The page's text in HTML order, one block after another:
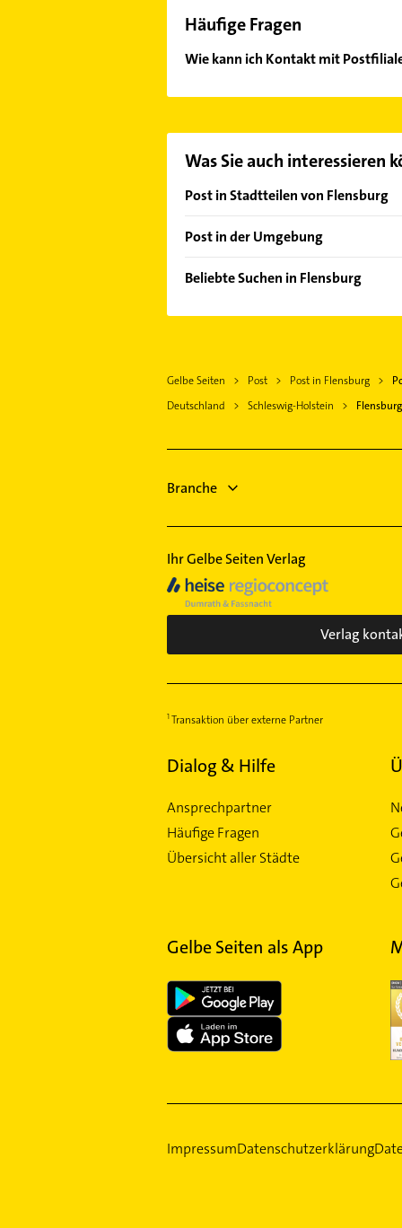
Häufige Fragen
Wie kann ich Kontakt mit
Was Sie auch interessieren
Post in Stadtteilen von Flensburg
Mürwik
Post in der Umgebung
Schleswig
Beliebte Suchen in Flensburg
Elektriker
Elektro Reparatur
Heizungsbauer
Gelbe Seiten Post Post in Flensburg
Deutschland
Schleswig-Holstein Flensburg
Branche
Ihr Gelbe Seiten Verlag
Verlag
Transaktion über externe Partner
Dialog & Hilfe
Ansprechpartner
Häufige Fragen
Übersicht aller Städte
Gelbe Seiten als App
ImpressumDatenschutzerklärung